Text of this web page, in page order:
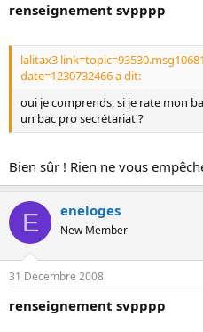
renseignement svpppp
lalitax3
date=1230732466 a dit:
oui je comprends, si je rate mon
un bac pro secrétariat ?
Bien sûr ! Rien ne vous
E eneloges
New Member
31 Decembre 2008
renseignement svpppp